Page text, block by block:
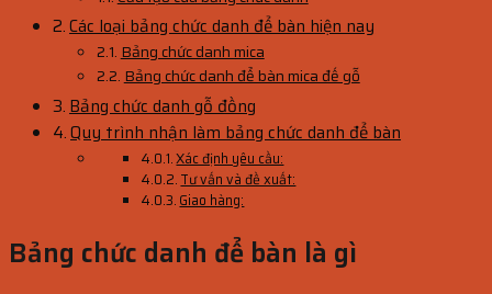
Các loại bảng chức danh để bàn hiện nay
Bảng chức danh mica
Bảng chức danh để bàn mica đế gỗ
Bảng chức danh gỗ đồng
Quy trình nhận làm bảng chức danh để bàn
Xác định yêu cầu:
Tư vấn và đề xuất:
Giao hàng:
Bảng chức danh để bàn là gì